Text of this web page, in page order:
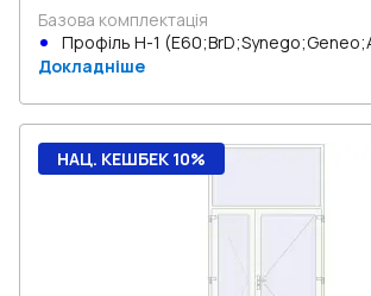
Базова комплектація
Профіль Н-1
Докладніше
НАЦ. КЕШБЕК 10%